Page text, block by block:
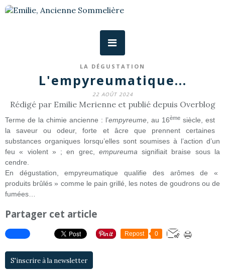
LA DÉGUSTATION
L'empyreumatique...
22 AOÛT 2024
Rédigé par Emilie Merienne et publié depuis Overblog
Terme de la chimie ancienne : l’empyreume , au 16ème siècle, est
la saveur ou odeur, forte et âcre que prennent certaines
substances organiques lorsqu’elles sont soumises à l’action d’un
feu « violent » ; en grec, empureuma signifiait braise sous la
cendre.
En dégustation, empyreumatique qualifie des arômes de «
produits brûlés » comme le pain grillé, les notes de goudrons ou de
fumées…
Partager cet article
Repost 0
S'inscrire à la newsletter